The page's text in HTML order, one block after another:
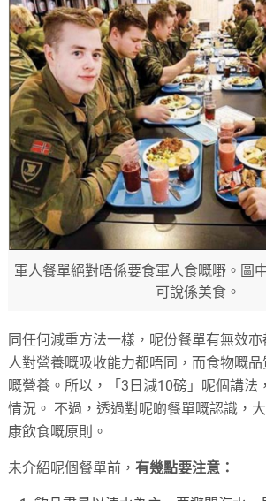
軍人餐單絕對唔係要食軍人食嘅嘢。圖
可說係美食。
同任何減重方法一樣，呢份餐單有無效
人對營養嘅吸收能力都唔同，而食物嘅
嘅營養。所以，「3日減10磅」呢個講法
情況。 不過，透過對呢啲餐單嘅認識，
康飲食嘅原則。
未介紹呢個餐單前，有幾點要注意：